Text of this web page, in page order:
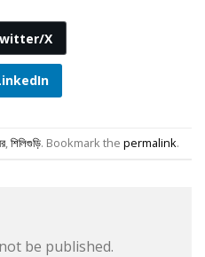
X
,শিলিগুড়ি. Bookmark the permalink.
be published.